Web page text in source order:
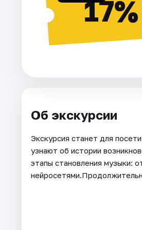
17%
Об экскурсии
Экскурсия станет для
узнают об истории
этапы становления музыки: